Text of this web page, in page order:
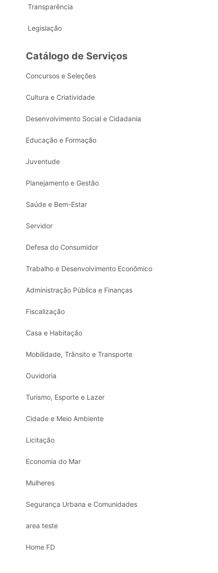
Transparência
Legislação
Catálogo de Serviços
Concursos e Seleções
Cultura e Criatividade
Desenvolvimento Social e Cidadania
Educação e Formação
Juventude
Planejamento e Gestão
Saúde e Bem-Estar
Servidor
Defesa do Consumidor
Trabalho e Desenvolvimento Econômico
Administração Pública e Finanças
Fiscalização
Casa e Habitação
Mobilidade, Trânsito e Transporte
Ouvidoria
Turismo, Esporte e Lazer
Cidade e Meio Ambiente
Licitação
Economia do Mar
Mulheres
Segurança Urbana e Comunidades
area teste
Home FD